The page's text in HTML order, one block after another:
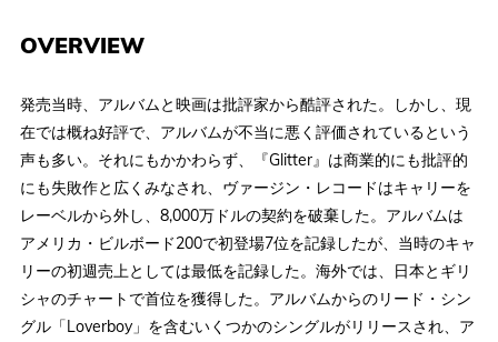
OVERVIEW
発売当時、アルバムと映画は批評家から酷評された。しかし、現
在では概ね好評で、アルバムが不当に悪く評価されているという
声も多い。それにもかかわらず、『Glitter』は商業的にも批評的
にも失敗作と広くみなされ、ヴァージン・レコードはキャリーを
レーベルから外し、8,000万ドルの契約を破棄した。アルバムは
アメリカ・ビルボード200で初登場7位を記録したが、当時のキャ
リーの初週売上としては最低を記録した。海外では、日本とギリ
シャのチャートで首位を獲得した。アルバムからのリード・シン
グル「Loverboy」を含むいくつかのシングルがリリースされ、ア